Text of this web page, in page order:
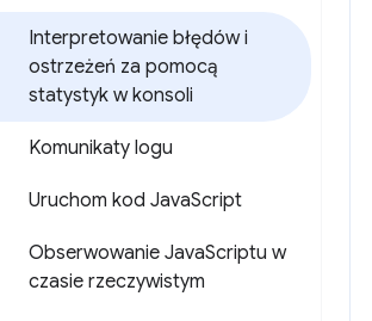
Interpretowanie błędów i
ostrzeżeń za pomocą
statystyk w konsoli
Komunikaty logu
Uruchom kod JavaScript
Obserwowanie JavaScriptu w
czasie rzeczywistym